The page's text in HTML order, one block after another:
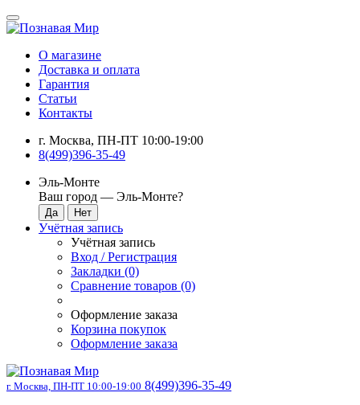
О магазине
Доставка и оплата
Гарантия
Статьи
Контакты
г. Москва, ПН-ПТ 10:00-19:00
8(499)396-35-49
Эль-Монте
Ваш город — Эль-Монте?
Учётная запись
Учётная запись
Вход / Регистрация
Закладки (0)
Сравнение товаров (0)
Оформление заказа
Корзина покупок
Оформление заказа
г. Москва, ПН-ПТ 10:00-19:00 8(499)396-35-49